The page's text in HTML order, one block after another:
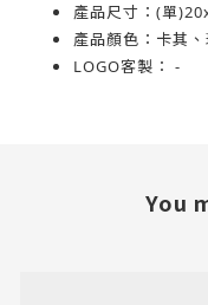
產品尺寸：(單
產品顏色：卡其
LOGO客製 ： -
You